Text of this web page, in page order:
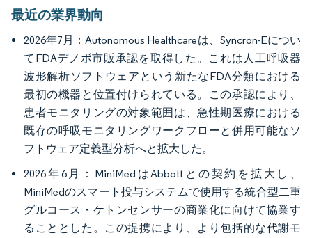
最近の業界動向
2026年7月：Autonomous Healthcareは、Syncron-Eについ
てFDAデノボ市販承認を取得した。これは人工呼吸器
波形解析ソフトウェアという新たなFDA分類における
最初の機器と位置付けられている。この承認により、
患者モニタリングの対象範囲は、急性期医療における
既存の呼吸モニタリングワークフローと併用可能なソ
フトウェア定義型分析へと拡大した。
2026年6月：MiniMedはAbbottとの契約を拡大し、
MiniMedのスマート投与システムで使用する統合型二重
グルコース・ケトンセンサーの商業化に向けて協業す
ることとした。この提携により、より包括的な代謝モ